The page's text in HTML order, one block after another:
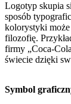
Logotyp skupia
sposób
kolorystyki może
filozofię.
firmy „Coca-
świecie dzięki
Symbol